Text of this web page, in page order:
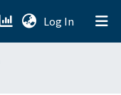
Log In (current)